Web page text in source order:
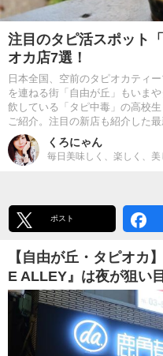
注目のタピ活スポット
オカ店7選！
日本全国、空前のタピオカティ
を連ねる街「自由が丘」もいま
飲している「タピ中毒」の高校
ご紹介。注目の新店も紹介した最
くろにゃん
毎日美味しく、楽しく、美
ポスト
【自由が丘・タピオカ
E ALLEY』は夜が狙い